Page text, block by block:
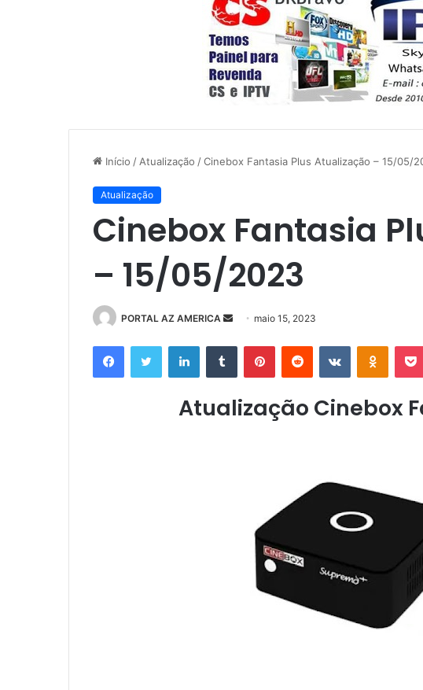
Início / Atualização /Cinebox Fantasia Plus Atualização – 15/05/
Atualização
Cinebox Fantasia
– 15/05/2023
PORTAL AZ AMERICA
d
u
maio 15, 2023
Atualização Cinebox